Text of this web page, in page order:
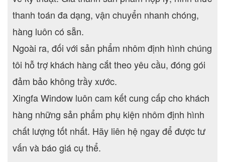
thanh toán đa dạng, vận chuyển nhanh chóng,
hàng luôn có sẵn.
Ngoài ra, đối với sản phẩm nhôm định hình chúng
tôi hỗ trợ khách hàng cắt theo yêu cầu, đóng gói
đảm bảo không trầy xước.
Xingfa Window luôn cam kết cung cấp cho khách
hàng những sản phẩm phụ kiện nhôm định hình
chất lượng tốt nhất. Hãy liên hệ ngay để được tư
vấn và báo giá cụ thể.